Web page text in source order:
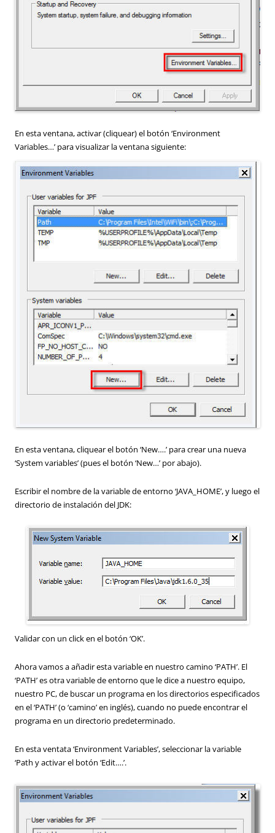
En esta ventana, activar (cliquear) el botón ‘Environment
Variables…’ para visualizar la ventana siguiente:
En esta ventana, cliquear el botón ‘New….’ para crear una nueva
‘System variables’ (pues el botón ‘New…’ por abajo).
Escribir el nombre de la variable de entorno ‘JAVA_HOME’, y luego el
directorio de instalación del JDK:
Validar con un click en el botón ‘OK’.
Ahora vamos a añadir esta variable en nuestro camino ‘PATH’. El
‘PATH’ es otra variable de entorno que le dice a nuestro equipo,
nuestro PC, de buscar un programa en los directorios especificados
en el ‘PATH’ (o ‘camino’ en inglés), cuando no puede encontrar el
programa en un directorio predeterminado.
En esta ventata ‘Environment Variables’, seleccionar la variable
‘Path y activar el botón ‘Edit….’.